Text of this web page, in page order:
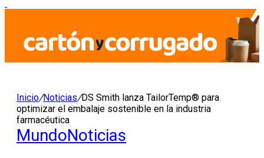
Inicio/Noticias/DS Smith lanza TailorTemp® para
optimizar el embalaje sostenible en la industria
farmacéutica
MundoNoticias